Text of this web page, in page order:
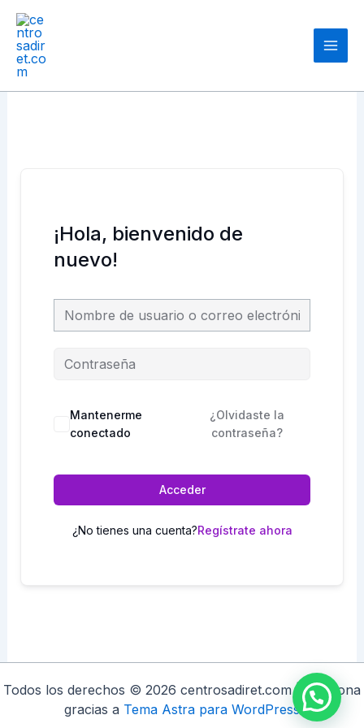
contenido
¡Hola, bienvenido de
nuevo!
Mantenerme
conectado
¿Olvidaste la
contraseña?
Acceder
¿No tienes una cuenta?Regístrate ahora
Todos los derechos © 2026 centrosadiret.com | Funciona
gracias a Tema Astra para WordPress